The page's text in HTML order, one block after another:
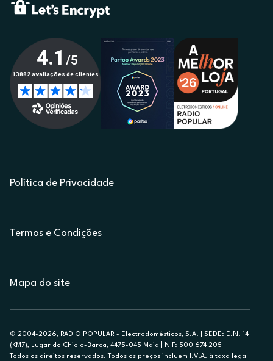
Política de Privacidade
Termos e Condições
Mapa do site
© 2004-2026, RADIO POPULAR - Electrodomésticos, S.A. | SEDE: E.N. 14
(KM7), Lugar do Chiolo-Barca, 4475-045 Maia | NIF: 500 674 205
Todos os direitos reservados. Todos os preços incluem I.V.A. à taxa legal